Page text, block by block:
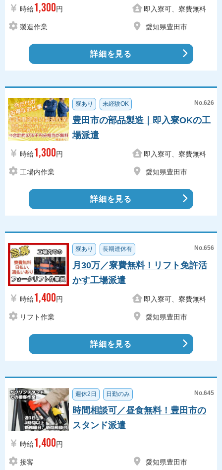
時給1,300円 即入寮可、寮費無料
製造作業 愛知県豊田市
詳細を見る
寮あり 未経験OK No.626
豊田市の部品製造｜即入寮OKの工
場派遣
時給1,300円 即入寮可、寮費無料
工場内作業 愛知県豊田市
詳細を見る
寮あり 長期連休有 No.656
月30万／寮費無料！リフト免許活
かす工場派遣
時給1,400円 即入寮可、寮費無料
リフト作業 愛知県豊田市
詳細を見る
週休2日 日勤のみ No.645
時間相談可／昼食無料！豊田市の
スタンド派遣
時給1,400円
接客 愛知県豊田市